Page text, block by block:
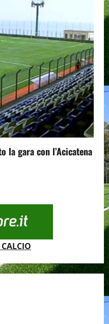
la gara con l’Acicatena